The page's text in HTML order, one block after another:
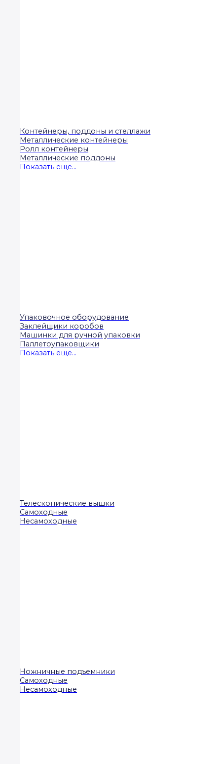
Контейнеры, поддоны и стеллажи
Металлические контейнеры
Ролл контейнеры
Металлические поддоны
Показать еще...
Упаковочное оборудование
Заклейщики коробов
Машинки для ручной упаковки
Паллетоупаковщики
Показать еще...
Телескопические вышки
Самоходные
Несамоходные
Ножничные подъемники
Самоходные
Несамоходные